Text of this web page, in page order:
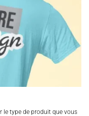
le type de produit que vous